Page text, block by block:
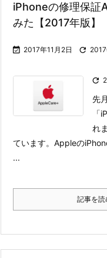
iPhoneの修理保証
みた【2017年版】
 2017年11月2日 

先
「
れ
ています。 Appleの
...
記事を読